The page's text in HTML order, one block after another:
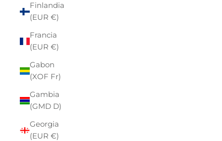
Finlandia
(EUR €)
Francia
(EUR €)
Gabon
(XOF Fr)
Gambia
(GMD D)
Georgia
(EUR €)